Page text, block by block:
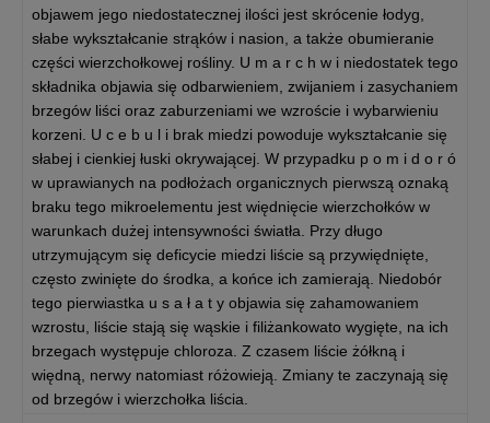
objawem jego niedostatecznej ilości jest skrócenie łodyg,
słabe wykształcanie strąków i nasion, a także obumieranie
części wierzchołkowej rośliny. U m a r c h w i niedostatek tego
składnika objawia się odbarwieniem, zwijaniem i zasychaniem
brzegów liści oraz zaburzeniami we wzroście i wybarwieniu
korzeni. U c e b u l i brak miedzi powoduje wykształcanie się
słabej i cienkiej łuski okrywającej. W przypadku p o m i d o r ó
w uprawianych na podłożach organicznych pierwszą oznaką
braku tego mikroelementu jest więdnięcie wierzchołków w
warunkach dużej intensywności światła. Przy długo
utrzymującym się deficycie miedzi liście są przywiędnięte,
często zwinięte do środka, a końce ich zamierają. Niedobór
tego pierwiastka u s a ł a t y objawia się zahamowaniem
wzrostu, liście stają się wąskie i filiżankowato wygięte, na ich
brzegach występuje chloroza. Z czasem liście żółkną i
więdną, nerwy natomiast różowieją. Zmiany te zaczynają się
od brzegów i wierzchołka liścia.